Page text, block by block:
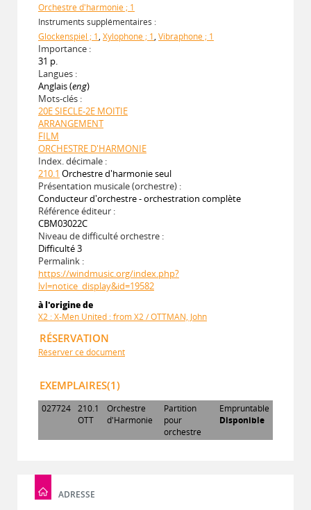
Orchestre d'harmonie ; 1
Instruments supplémentaires :
Glockenspiel ; 1, Xylophone ; 1, Vibraphone ; 1
Importance :
31 p.
Langues :
Anglais (eng)
Mots-clés :
20E SIECLE-2E MOITIE
ARRANGEMENT
FILM
ORCHESTRE D'HARMONIE
Index. décimale :
210.1 Orchestre d'harmonie seul
Présentation musicale (orchestre) :
Conducteur d'orchestre - orchestration complète
Référence éditeur :
CBM03022C
Niveau de difficulté orchestre :
Difficulté 3
Permalink :
https://windmusic.org/index.php?
lvl=notice_display&id=19582
à l'origine de
X2 : X-Men United : from X2 / OTTMAN, John
RÉSERVATION
Réserver ce document
EXEMPLAIRES(1)
027724 210.1
OTT
Orchestre
d'Harmonie
Partition
pour
orchestre
Empruntable
Disponible
ADRESSE